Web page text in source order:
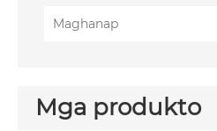
Mga produkto